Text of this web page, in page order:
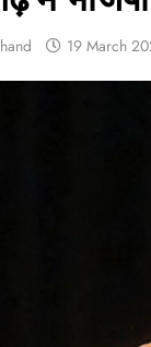
19 March